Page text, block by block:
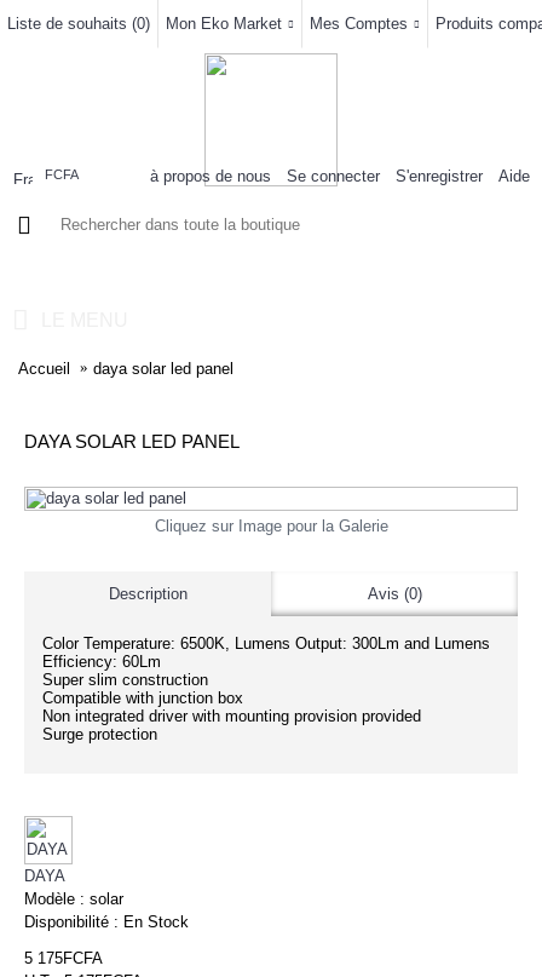
Liste de souhaits (0) Mon Eko Market Mes Comptes Produits
FCFA à propos de nous Se connecter S'enregistrer Aide
Accueil daya solar led panel
DAYA SOLAR LED PANEL
Cliquez sur Image pour la Galerie
Description Avis (0)
Color Temperature: 6500K, Lumens Output: 300Lm and Lumens
Efficiency: 60Lm
Super slim construction
Compatible with junction box
Non integrated driver with mounting provision provided
Surge protection
DAYA
Modèle : solar
Disponibilité : En Stock
5 175FCFA